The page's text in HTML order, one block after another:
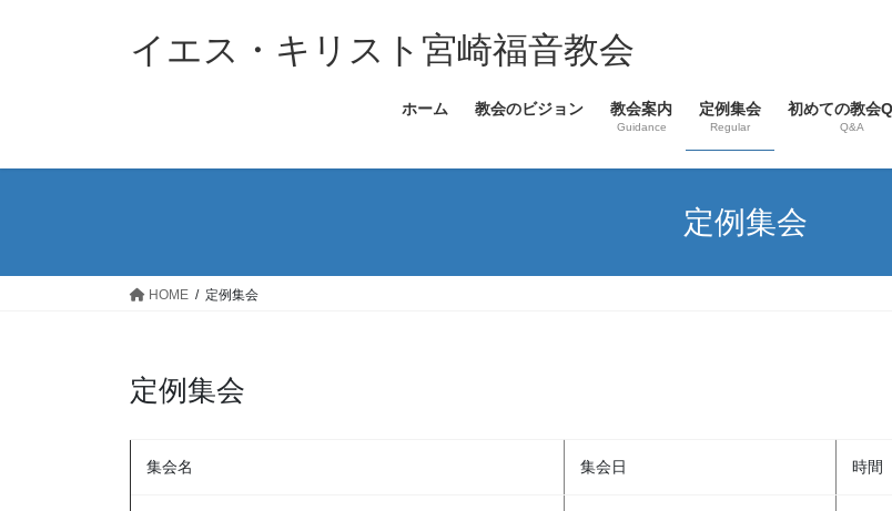
ス
ン
イエス・キリスト宮崎福音教会
ホーム 教会のビジョン 教会案内
Guidance
定例集会
Regular
初めての教会
Q&A
定例集会
HOME 定例集会
定例集会
集会名 集会日 時間